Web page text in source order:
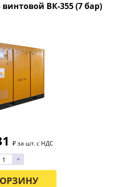
ВК-355 (7 бар)
₽ за шт. с НДС
+